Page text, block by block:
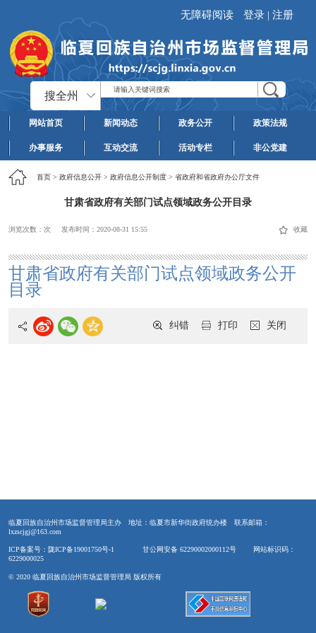
无障碍阅读 登录 | 注册
搜全州
网站首页 新闻动态 政务公开 政策法规
办事服务 互动交流 活动专栏 非公党建
首页> 政府信息公开> 政府信息公开制度> 省政府和省政府办公厅文件
甘肃省政府有关部门试点领域政务公开目录
浏览次数： 次 发布时间： 2020-08-31 15:55 收藏
甘肃省政府有关部门试点领域政务公开
目录
关闭
打印
纠错
临夏回族自治州市场监督管理局主办 地址：临夏市新华街政府统办楼
联系邮箱：
lxzscjgj@163.com
ICP备案号：陇ICP备19001750号-1 甘公网安备 62290002000112号
网站标识码：
6229000025
© 2020 临夏回族自治州市场监督管理局 版权所有